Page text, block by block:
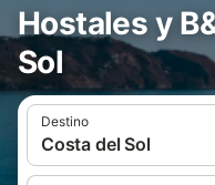
Hostales y
Sol
Destino
Costa del Sol